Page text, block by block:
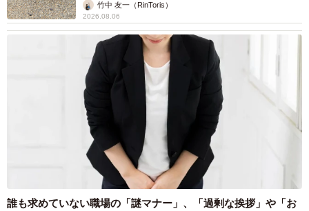
竹中 友一（RinToris）
2026.08.06
誰も求めていない職場の「謎マナー」、「過剰な挨拶」や「お